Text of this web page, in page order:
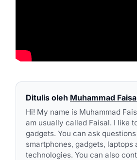
Ditulis oleh Muhammad
Hi! My name is Muhammad
am usually called Faisal. I like
gadgets. You can ask
smartphones, gadgets, laptops
technologies. You can also